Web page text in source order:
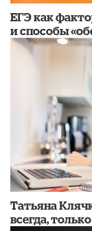
​ЕГЭ как
и способы
​Татьяна
всегда,